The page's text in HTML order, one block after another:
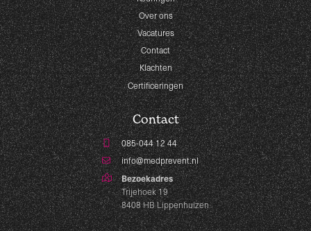
Over ons
Vacatures
Contact
Klachten
Certificeringen
Contact
085-044 12 44
info@medprevent.nl
Bezoekadres
Trijehoek 19
8408 HB Lippenhuizen